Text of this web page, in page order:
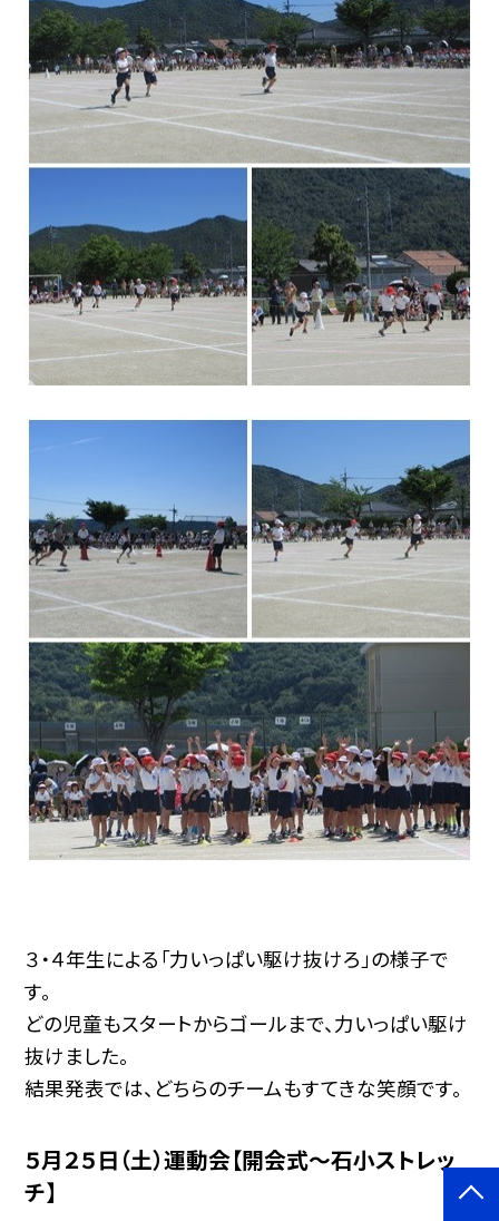
３・４年生による「力いっぱい駆け抜けろ」の様子で
す。
どの児童もスタートからゴールまで、力いっぱい駆け
抜けました。
結果発表では、どちらのチームもすてきな笑顔です。
５月２５日（土）運動会【開会式～石小ストレッ
チ】